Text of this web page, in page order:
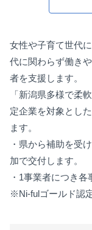
女性や子育て世代
代に関わらず働き
者を支援します。
「新潟県多様で柔
定企業を対象とし
ます。
・県から補助を受
加で交付します。
・1事業者につき各
※Ni-fulゴールド認